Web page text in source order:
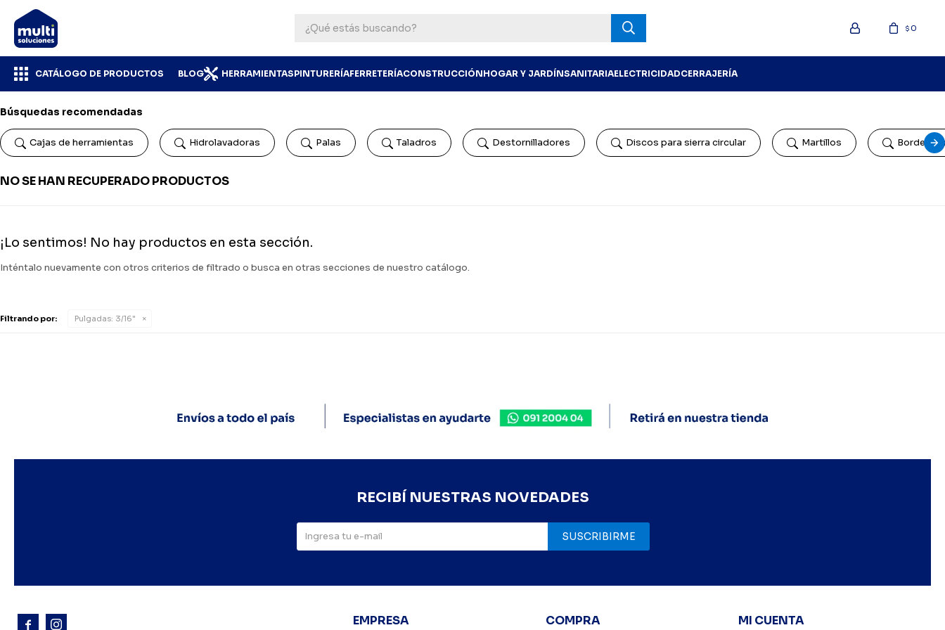
CATÁLOGO DE PRODUCTOS BLOG HERRAMIENTASPINTURERÍAFERRETERÍACONSTRUCCIÓNHOGAR Y JARDÍNSANITARIAELECTRICIDADCERRAJERÍA
$0
Búsquedas recomendadas
Cajas de herramientas Hidrolavadoras Palas Taladros Destornilladores Discos para sierra circular Martillos
NO SE HAN RECUPERADO PRODUCTOS
¡Lo sentimos! No hay productos en esta sección.
Inténtalo nuevamente con otros criterios de filtrado o busca en otras secciones de nuestro catálogo.
Filtrando por: Pulgadas: 3/16"
  EMPRESA COMPRA MI CUENTA
RECIBÍ NUESTRAS NOVEDADES
SUSCRIBIRME